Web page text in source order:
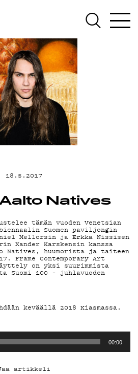
18.5.2017
Natives
tämän vuoden Venetsian
Suomen paviljongin
Mellorsin ja Erkka Nissisen
Xander Karskensin kanssa
Natives, huumorista ja taiteen
Frame Contemporary Art
on yksi suurimmista
Suomi 100 – juhlavuoden
keväällä 2018 Kiasmassa.
00:00
artikkeli